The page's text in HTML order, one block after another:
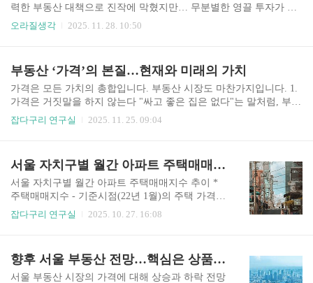
대적으로 넓은 대지지분을 가진다. 건물이 낡아 썩어가더라도 재건
축 기대감이 생기고, 결국엔 땅값이 집값을 밀어 올린다. 반면 오피
스텔은 대부분 상업지역에 위치하여 입지가 훌륭한..
력한 부동산 대책으로 진작에 막혔지만… 무분별한 영끌 투자가 아
니라 본인이 감당할 수 있는 수준으로 서울 아파트에 갭투자 해 미래
로는 자산 격차를 좁히기 힘든 구조적 한계 속에서 찾아낸 그들만의
치열한 생존 해법이자 탁월한 자산 운용 전략이다.그러나 일부 시니
어들이 막연히 젊은이들의 생존에 대한 노력을 폄하하거나, 왜곡된
뉴스 조각을 짜집기해 본인의 편협한 논리를 강화하는 도구로 삼는
모습을 직간접적으로 접할 때마다 실망감이 이루 말할 수가 없다..
오라질생각 2025. 11. 28. 10:50
부동산 ‘가격’의 본질…현재와 미래의 가치
가격은 모든 가치의 총합입니다. 부동산 시장도 마찬가지입니다. 1.
가격은 거짓말을 하지 않는다 "싸고 좋은 집은 없다"는 말처럼, 부동
산 가격은 수많은 사람의 욕망과 판단이 응축된 객관적인 지표입니
히 콘크리트 건물의 값이 아니라, 직장과의 거리, 자녀가 받을 교육
의 질, 쾌적한 환경, 풍부한 인프라, 편리한 교통 그리고 그곳에 산다
는 사회적 지위까지 모두 포함되어 있습니다. 2. 입지는 결국 ‘시
간’과 ‘기회’를 사는 것 비싼 동네가 비싼 이유는 그곳이 주민들에게
더 많은 시간과 기회를 제공하기 때문..
잡다구리 연구실 2025. 11. 25. 09:04
서울 자치구별 월간 아파트 주택매매지수 추이 (2020년 1월 ~ 2025년 9월 )
서울 자치구별 월간 아파트 주택매매지수 추이 *
주택매매지수 - 기준시점(22년 1월)의 주택 가격을
100으로 놓고 비교시점의 가격이 어느 정도인지 상
리가 인하되면서 대출 부담이 줄자, '영끌(영혼까지
끌어모아 대출)'과 '패닉바잉(공황 구매)' 현상 확산
잡다구리 연구실 2025. 10. 27. 16:08
향후 서울 부동산 전망…핵심은 상품의 ‘초양극화’
서울 부동산 시장의 가격에 대해 상승과 하락 전망